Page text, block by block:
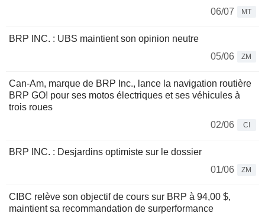
06/07
MT
BRP INC. : UBS maintient son opinion neutre
05/06
ZM
Can-Am, marque de BRP Inc., lance la navigation routière
BRP GO! pour ses motos électriques et ses véhicules à
trois roues
02/06
CI
BRP INC. : Desjardins optimiste sur le dossier
01/06
ZM
CIBC relève son objectif de cours sur BRP à 94,00 $,
maintient sa recommandation de surperformance